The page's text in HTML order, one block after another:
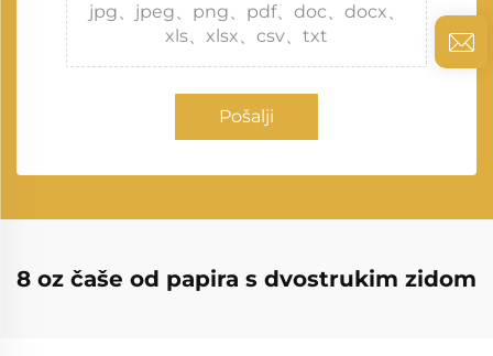
jpg、jpeg、png、pdf、doc、docx、
xls、xlsx、csv、txt
Pošalji
8 oz čaše od papira s dvostrukim zidom